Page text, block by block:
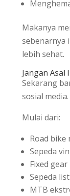
Makanya
sebenarnya
lebih sehat.
Jangan Asal
Sekarang
sosial media.
Mulai dari:
Road bike
Sepeda
Fixed gear
Sepeda
MTB